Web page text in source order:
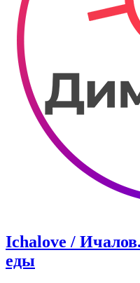
Ichalove /
еды